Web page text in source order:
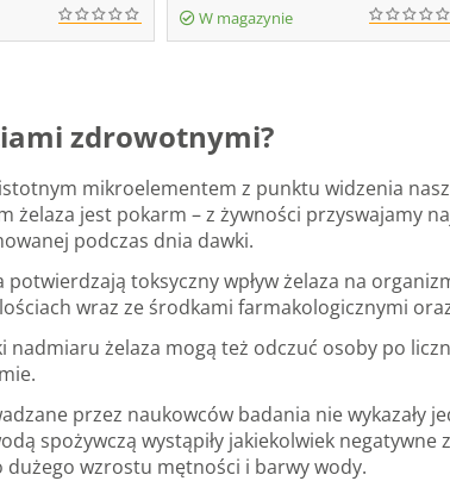
W magazynie
zdrowotnymi?
mikroelementem z punktu widzenia
żelaza jest pokarm – z żywności przyswajamy
podczas dnia dawki.
potwierdzają toksyczny wpływ żelaza na
wraz ze środkami farmakologicznymi
nadmiaru żelaza mogą też odczuć osoby po
przez naukowców badania nie wykazały
spożywczą wystąpiły jakiekolwiek
dużego wzrostu mętności i barwy wody.